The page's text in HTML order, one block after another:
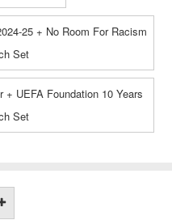
25 + No Room For Racism
Set
+ UEFA Foundation 10 Years
Set